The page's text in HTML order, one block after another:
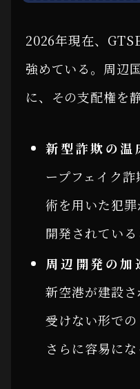
2026年現在、
強めている。周辺
に、その支配権を
新型詐欺の温
ープフェイク
術を用いた犯
開発されている
周辺開発の加
新空港が建設
受けない形で
さらに容易にな